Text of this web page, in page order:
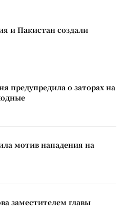
и Пакистан создали
предупредила о заторах на
мотив нападения на
заместителем главы